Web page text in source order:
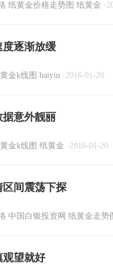
纸黄金价格走势图 纸黄金 ·
逐渐放缓
金k线图 baiyin · 2016-01-20
意外靓丽
金k线图 纸黄金 · 2016-01-20
间震荡下探
中国白银投资网 纸黄金走势
观望就好